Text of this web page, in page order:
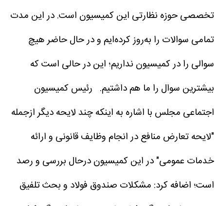
تخصصی حوزه نظارتی این کمیسیون است. در این مدت
تمامی سوالات را به‌روز کرده‌ایم و در حال حاضر هیچ
سوالی را در کمیسیون نداریم؛ این در حالی است که
بیشترین سوال را ما هم داشتیم. رئیس کمیسیون
اجتماعی مجلس با اشاره به اینکه چند لایحه دیگر ازجمله
"لایحه تعارض منافع در انجام وظایف قانونی و ارائه
خدمات عمومی" در این کمیسیون درحال بررسی و رصد
است؛ اضافه کرد: مشکلات صندوق فولاد و بحث تلفیق